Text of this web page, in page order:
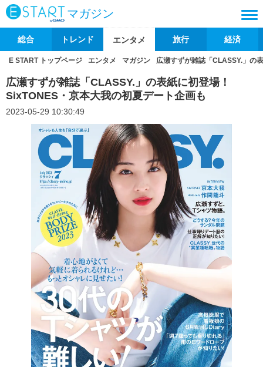
マガジン
総合 トレンド エンタメ 旅行 経済
E START トップページ エンタメ マガジン 広瀬すずが雑誌「CLASSY.」の
広瀬すずが雑誌「CLASSY.」の表紙に初登場！
SixTONES・京本大我の初夏デート企画も
2023-05-29 10:30:49